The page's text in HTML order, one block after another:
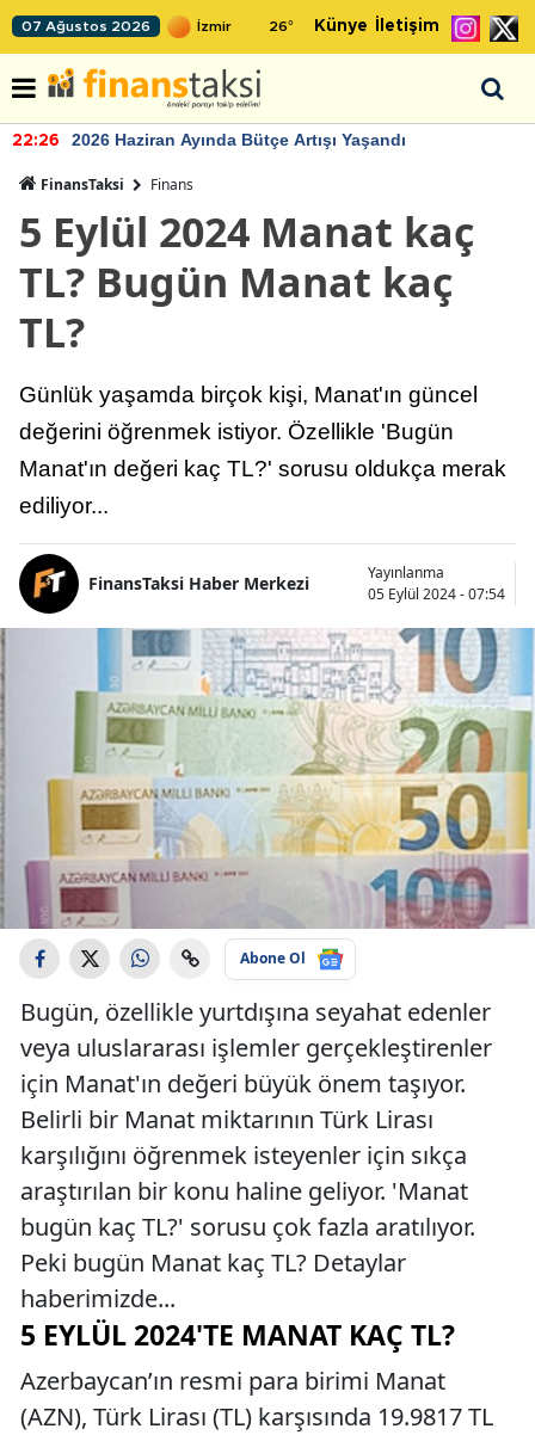
07 Ağustos 2026 26° Künye İletişim
22:26 2026 Haziran Ayında Bütçe Artışı Yaşandı
FinansTaksi Finans
5 Eylül 2024 Manat kaç
TL? Bugün Manat kaç
TL?
Günlük yaşamda birçok kişi, Manat'ın güncel
değerini öğrenmek istiyor. Özellikle 'Bugün
Manat'ın değeri kaç TL?' sorusu oldukça merak
ediliyor...
FinansTaksi Haber Merkezi
Yayınlanma
05 Eylül 2024 - 07:54
Abone Ol
Bugün, özellikle yurtdışına seyahat edenler
veya uluslararası işlemler gerçekleştirenler
için Manat'ın değeri büyük önem taşıyor.
Belirli bir Manat miktarının Türk Lirası
karşılığını öğrenmek isteyenler için sıkça
araştırılan bir konu haline geliyor. 'Manat
bugün kaç TL?' sorusu çok fazla aratılıyor.
Peki bugün Manat kaç TL? Detaylar
haberimizde...
5 EYLÜL 2024'TE MANAT KAÇ TL?
Azerbaycan’ın resmi para birimi Manat
(AZN), Türk Lirası (TL) karşısında 19.9817 TL